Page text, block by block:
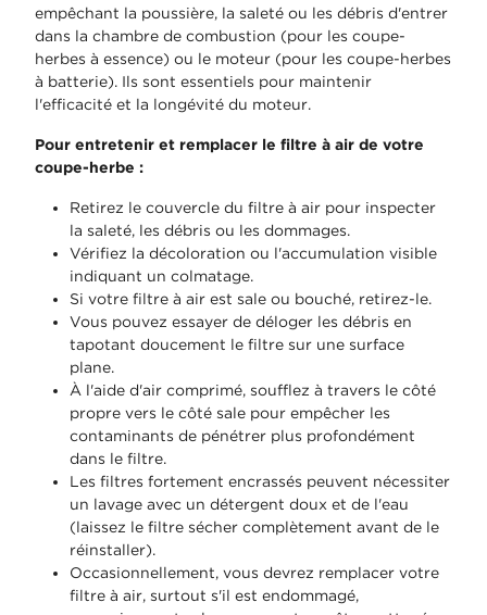
empêchant la poussière, la saleté ou les débris d'entrer
dans la chambre de combustion (pour les coupe-
herbes à essence) ou le moteur (pour les coupe-herbes
à batterie). Ils sont essentiels pour maintenir
l'efficacité et la longévité du moteur.
Pour entretenir et remplacer le filtre à air de votre
coupe-herbe :
Retirez le couvercle du filtre à air pour inspecter
la saleté, les débris ou les dommages.
Vérifiez la décoloration ou l'accumulation visible
indiquant un colmatage.
Si votre filtre à air est sale ou bouché, retirez-le.
Vous pouvez essayer de déloger les débris en
tapotant doucement le filtre sur une surface
plane.
À l'aide d'air comprimé, soufflez à travers le côté
propre vers le côté sale pour empêcher les
contaminants de pénétrer plus profondément
dans le filtre.
Les filtres fortement encrassés peuvent nécessiter
un lavage avec un détergent doux et de l'eau
(laissez le filtre sécher complètement avant de le
réinstaller).
Occasionnellement, vous devrez remplacer votre
filtre à air, surtout s'il est endommagé,